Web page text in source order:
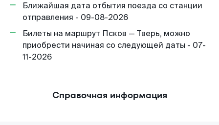
Ближайшая дата отбытия поезда со станции
отправления - 09-08-2026
Билеты на маршрут Псков — Тверь, можно
приобрести начиная со следующей даты - 07-
11-2026
Справочная информация